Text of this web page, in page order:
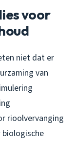
voor
niet dat er
van
rioolvervanging
biologische